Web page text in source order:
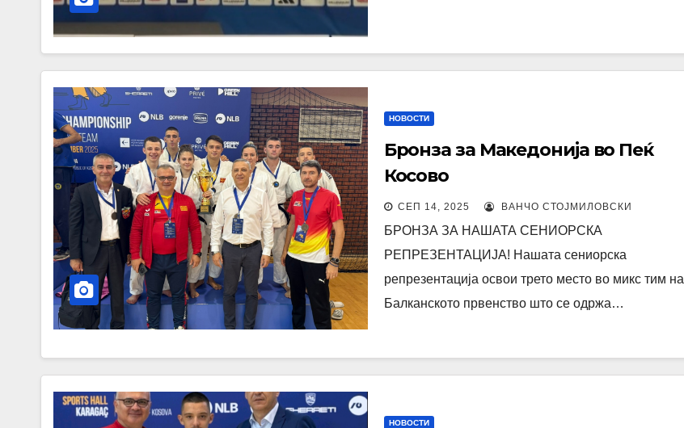
НОВОСТИ
Бронза за Македонија во Пеќ
Косово
СЕП 14, 2025 ВАНЧО СТОЈМИЛОВСКИ
БРОНЗА ЗА НАШАТА СЕНИОРСКА
РЕПРЕЗЕНТАЦИЈА! Нашата сениорска
репрезентација освои трето место во микс тим на
Балканското првенство што се одржа…
НОВОСТИ